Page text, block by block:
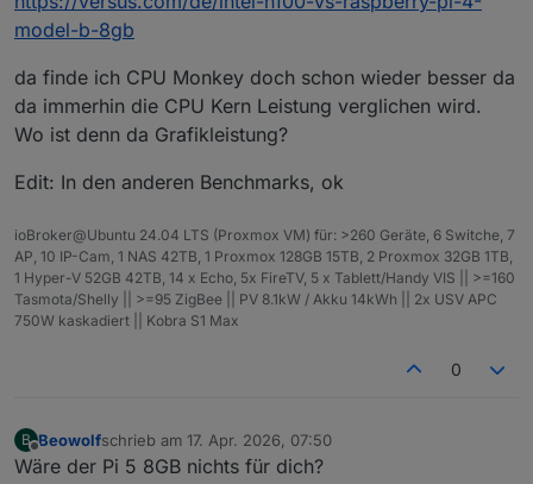
model-b-8gb
da finde ich CPU Monkey doch schon wieder besser da
da immerhin die CPU Kern Leistung verglichen wird.
Wo ist denn da Grafikleistung?
Edit: In den anderen Benchmarks, ok
ioBroker@Ubuntu 24.04 LTS (Proxmox VM) für: >260 Geräte, 6 Switche, 7
AP, 10 IP-Cam, 1 NAS 42TB, 1 Proxmox 128GB 15TB, 2 Proxmox 32GB 1TB,
1 Hyper-V 52GB 42TB, 14 x Echo, 5x FireTV, 5 x Tablett/Handy VIS || >=160
Tasmota/Shelly || >=95 ZigBee || PV 8.1kW / Akku 14kWh || 2x USV APC
750W kaskadiert || Kobra S1 Max
0
B
Offline
Beowolfschrieb am 17. Apr. 2026, 07:50
zuletzt editiert von
Wäre der Pi 5 8GB nichts für dich?